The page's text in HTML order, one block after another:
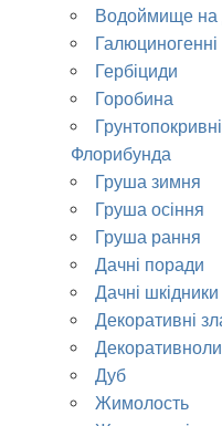
Водоймище на
Галюциногенні
Гербіциди
Горобина
Флорибунда
Груша зимня
Груша осіння
Груша рання
Дачні поради
Дачні шкідники
Декоративні
Дуб
Жимолость